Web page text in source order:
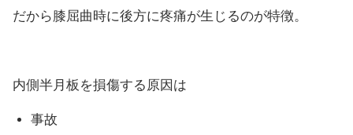
だから膝屈曲時に後方に疼痛が生じるのが特徴。
内側半月板を損傷する原因は
事故